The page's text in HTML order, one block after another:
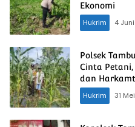
Ekonomi
Hukrim
4
Polsek
Cinta
dan
Hukrim
31